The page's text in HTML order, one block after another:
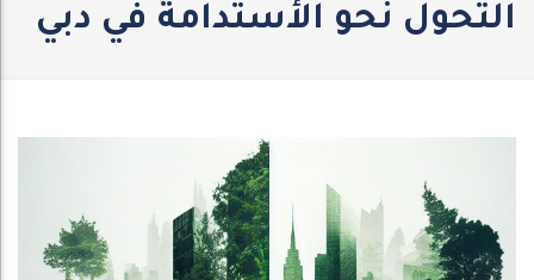
التحول نحو الأستدامة في دبي